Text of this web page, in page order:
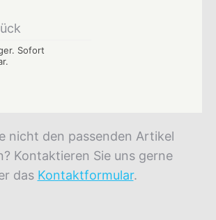
Sofort
nicht den passenden Artikel
Kontaktieren Sie uns gerne
das Kontaktformular.